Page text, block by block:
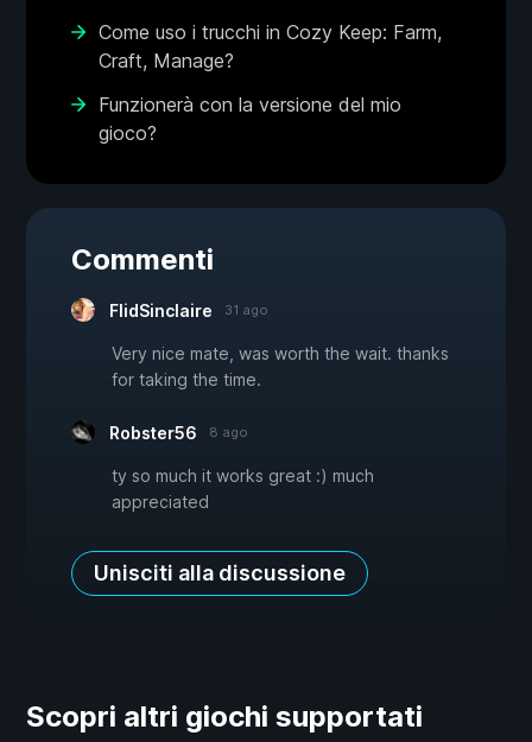
Come uso i trucchi in Cozy Keep: Farm,
Craft, Manage?
Funzionerà con la versione del mio
gioco?
Commenti
FlidSinclaire 31 ago
Very nice mate, was worth the wait. thanks
for taking the time.
Robster56 8 ago
ty so much it works great :) much
appreciated
Unisciti alla discussione
Scopri altri giochi supportati